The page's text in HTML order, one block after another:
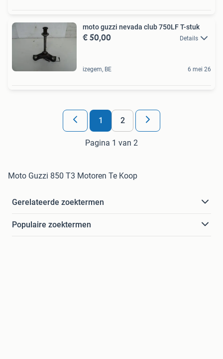
moto guzzi nevada club 750LF T-stuk
€ 50,00 Details
izegem, BE 6 mei 26
1 2
Pagina 1 van 2
Moto Guzzi 850 T3 Motoren Te Koop
Gerelateerde zoektermen
Populaire zoektermen